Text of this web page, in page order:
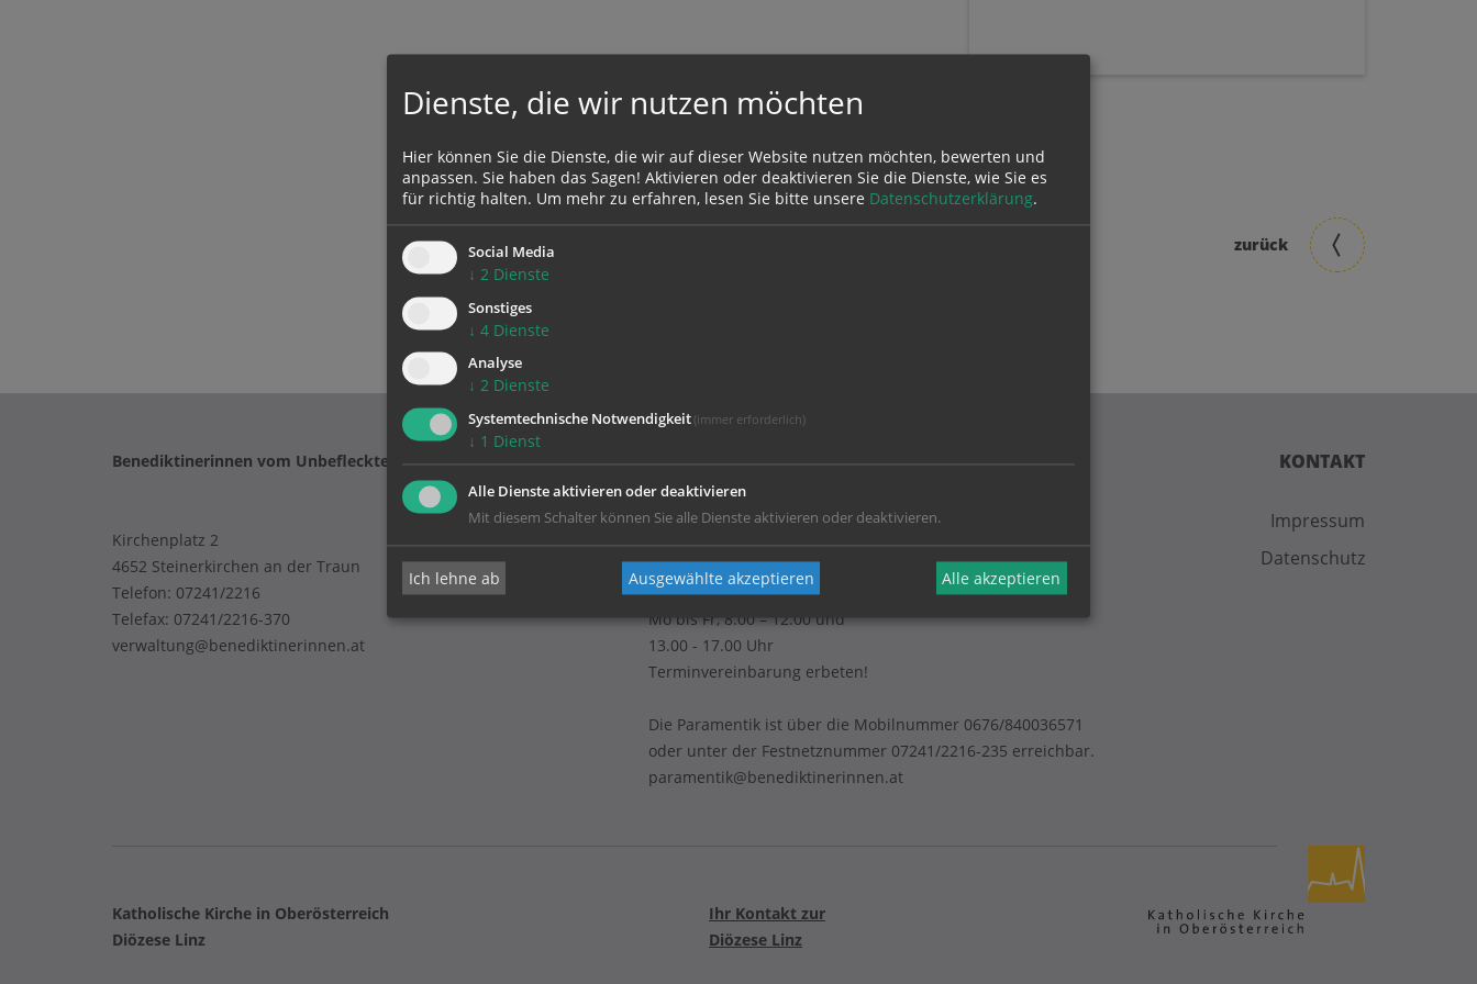
zurück
KONTAKT
Impressum
Datenschutz
Benediktinerinnen vom Unbefleckten Herzen Mariens
Kirchenplatz 2
4652 Steinerkirchen an der Traun
Telefon: 07241/2216
Telefax: 07241/2216-370
verwaltung@benediktinerinnen.at
Paramentik Öffnungszeiten:
Betriebsurlaub von 20. Juli bis
7. August 2026 - Werkstatt und
Verkauf sind in dieser Zeit geschlossen!
Mo bis Fr, 8.00 – 12.00 und
13.00 - 17.00 Uhr
Terminvereinbarung erbeten!
Die Paramentik ist über die Mobilnummer 0676/840036571
oder unter der Festnetznummer 07241/2216-235 erreichbar.
paramentik@benediktinerinnen.at
Katholische Kirche in Oberösterreich
Diözese Linz
Ihr Kontakt zur
Diözese Linz
Dienste, die wir nutzen möchten
Hier können Sie die Dienste, die wir auf dieser Website nutzen möchten, bewerten und
anpassen. Sie haben das Sagen! Aktivieren oder deaktivieren Sie die Dienste, wie Sie es
für richtig halten. Um mehr zu erfahren, lesen Sie bitte unsere Datenschutzerklärung.
Social Media
↓ 2 Dienste
Sonstiges
↓ 4 Dienste
Analyse
↓ 2 Dienste
Systemtechnische Notwendigkeit (immer erforderlich)
↓ 1 Dienst
Alle Dienste aktivieren oder deaktivieren
Mit diesem Schalter können Sie alle Dienste aktivieren oder deaktivieren.
Ich lehne ab Ausgewählte akzeptieren Alle akzeptieren